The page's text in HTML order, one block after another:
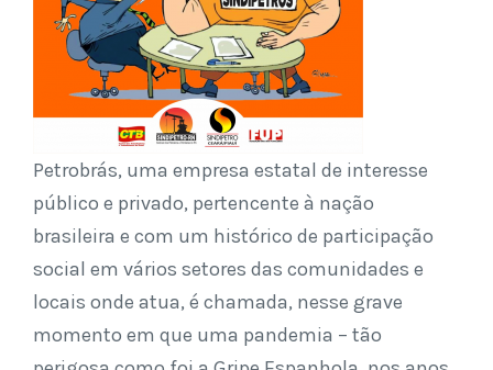
Petrobrás, uma empresa estatal de interesse
público e privado, pertencente à nação
brasileira e com um histórico de participação
social em vários setores das comunidades e
locais onde atua, é chamada, nesse grave
momento em que uma pandemia – tão